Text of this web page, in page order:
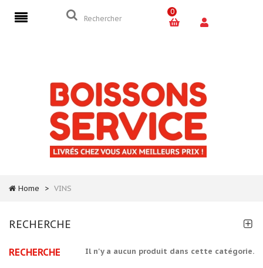
0
Home > VINS
RECHERCHE
RECHERCHE Il n'y a aucun produit dans cette catégorie.